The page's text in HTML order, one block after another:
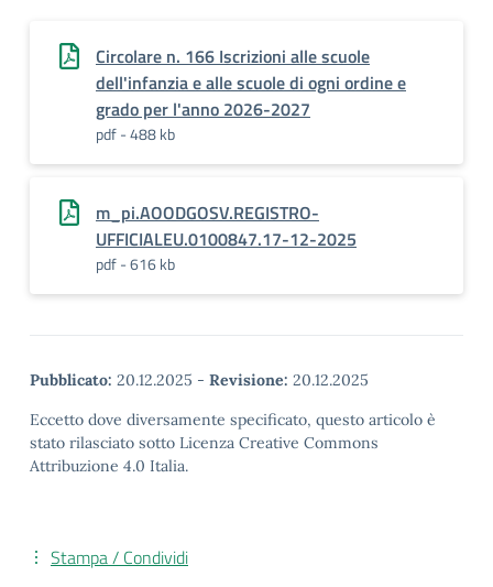
Circolare n. 166 Iscrizioni alle scuole
dell'infanzia e alle scuole di ogni ordine e
grado per l'anno 2026-2027
pdf - 488 kb
m_pi.AOODGOSV.REGISTRO-
UFFICIALEU.0100847.17-12-2025
pdf - 616 kb
Pubblicato: 20.12.2025 - Revisione: 20.12.2025
Eccetto dove diversamente specificato, questo articolo è
stato rilasciato sotto Licenza Creative Commons
Attribuzione 4.0 Italia.
Stampa / Condividi